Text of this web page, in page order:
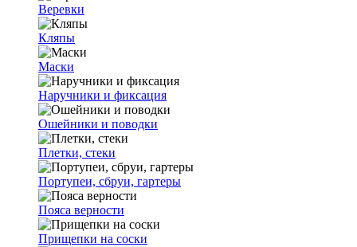
Веревки
Кляпы
Маски
Наручники и фиксация
Ошейники и поводки
Плетки, стеки
Портупеи, сбруи, гартеры
Пояса верности
Прищепки на соски